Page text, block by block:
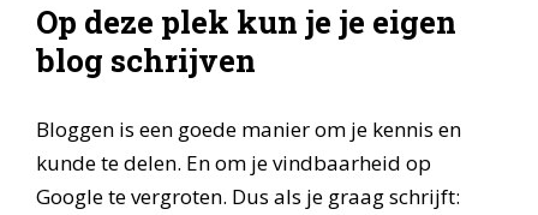
Op deze plek kun je je eigen
blog schrijven
Bloggen is een goede manier om je kennis en
kunde te delen. En om je vindbaarheid op
Google te vergroten. Dus als je graag schrijft: